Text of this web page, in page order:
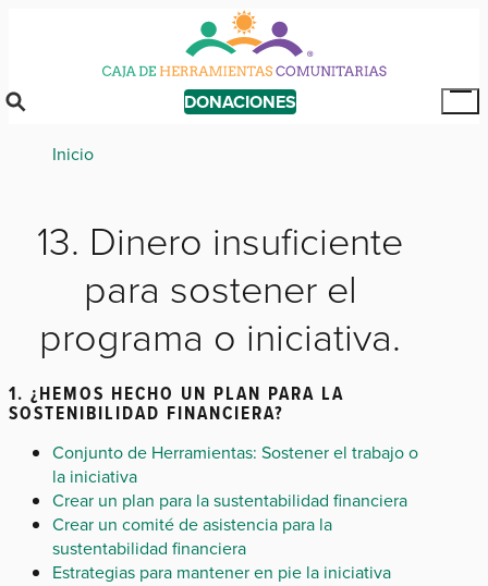
content
DONACIONES
Breadcrumb
Inicio
13. Dinero insuficiente
para sostener el
programa o iniciativa.
1. ¿HEMOS HECHO UN PLAN PARA LA
SOSTENIBILIDAD FINANCIERA?
Conjunto de Herramientas: Sostener el trabajo o
la iniciativa
Crear un plan para la sustentabilidad financiera
Crear un comité de asistencia para la
sustentabilidad financiera
Estrategias para mantener en pie la iniciativa